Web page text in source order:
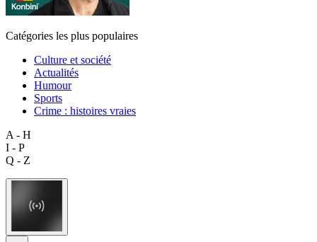
Catégories les plus populaires
Culture et société
Actualités
Humour
Sports
Crime : histoires vraies
A - H
I - P
Q - Z